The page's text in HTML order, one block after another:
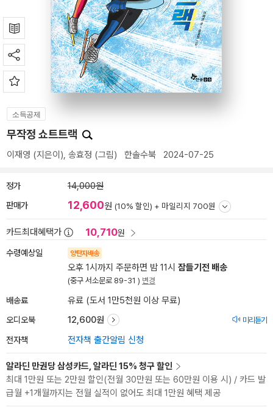
소득공제
무작정 쇼트트랙
이재영 (지은이), 송효정 (그림) 한솔수북 2024-07-25
정가 14,000원
판매가 12,600원 (10% 할인) + 마일리지 700원
카드최대혜택가 10,710원
수령예상일 양탄자배송
오후 1시까지 주문하면 밤 11시 잠들기전 배송
(중구 서소문로 89-31 ) 변경
배송료 유료 (도서 1만5천원 이상 무료)
오디오북 12,600원 미리듣기
전자책 전자책 출간알림 신청
알라딘 만권당 삼성카드, 알라딘 15% 청구 할인
최대 1만원 또는 2만원 할인(전월 30만원 또는 60만원 이용 시) / 카드 발
급월 +1개월까지는 전월 실적이 없어도 최대 1만원 혜택 제공